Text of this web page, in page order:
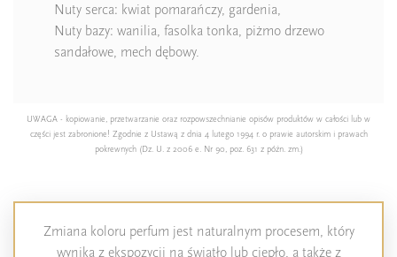
Nuty serca: kwiat pomarańczy, gardenia,
Nuty bazy: wanilia, fasolka tonka, piżmo drzewo
sandałowe, mech dębowy.
UWAGA - kopiowanie, przetwarzanie oraz rozpowszechnianie opisów produktów w całości lub w
części jest zabronione! Zgodnie z Ustawą z dnia 4 lutego 1994 r. o prawie autorskim i prawach
pokrewnych (Dz. U. z 2006 e. Nr 90, poz. 631 z późn. zm.)
Zmiana koloru perfum jest naturalnym procesem, który
wynika z ekspozycji na światło lub ciepło, a także z